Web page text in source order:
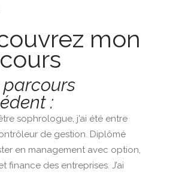
mon
:
sophrologue, j’ai été entre
de gestion. Diplômé
en management avec option,
finance des entreprises. J’ai